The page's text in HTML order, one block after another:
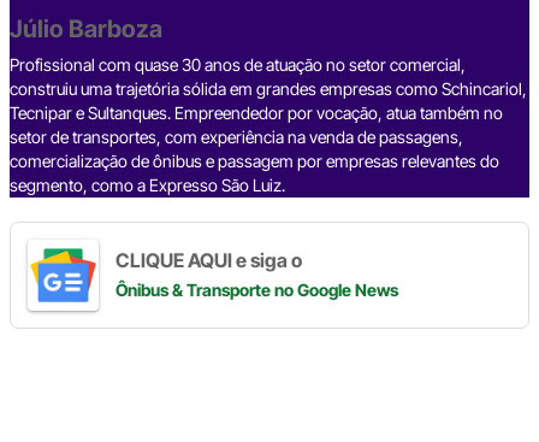
o
k
Júlio Barboza
Profissional com quase 30 anos de atuação no setor comercial,
construiu uma trajetória sólida em grandes empresas como Schincariol,
Tecnipar e Sultanques. Empreendedor por vocação, atua também no
setor de transportes, com experiência na venda de passagens,
comercialização de ônibus e passagem por empresas relevantes do
segmento, como a Expresso São Luiz.
CLIQUE AQUI e siga o
Ônibus & Transporteno Google News